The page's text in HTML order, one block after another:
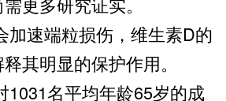
速端粒损伤，维生素D的
其明显的保护作用。
名平均年龄65岁的成